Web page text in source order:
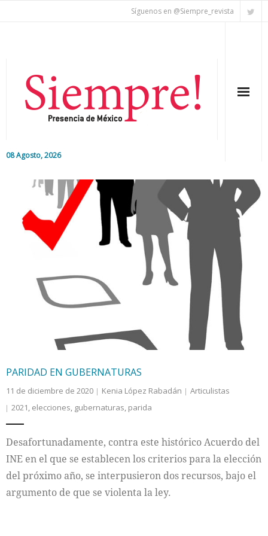
Síguenos en @Siempre_revista
08 Agosto, 2026
Editorial
Nacional
Internacional
PARIDAD EN GUBERNATURAS
11 de diciembre de 2020 Kenia López Rabadán
Articulistas
2021, elecciones, gubernaturas, parida
Desafortunadamente, contra este histórico Acuerdo del
INE en el que se establecen los criterios para la elección
del próximo año, se interpusieron dos recursos, bajo el
argumento de que se violenta la ley.